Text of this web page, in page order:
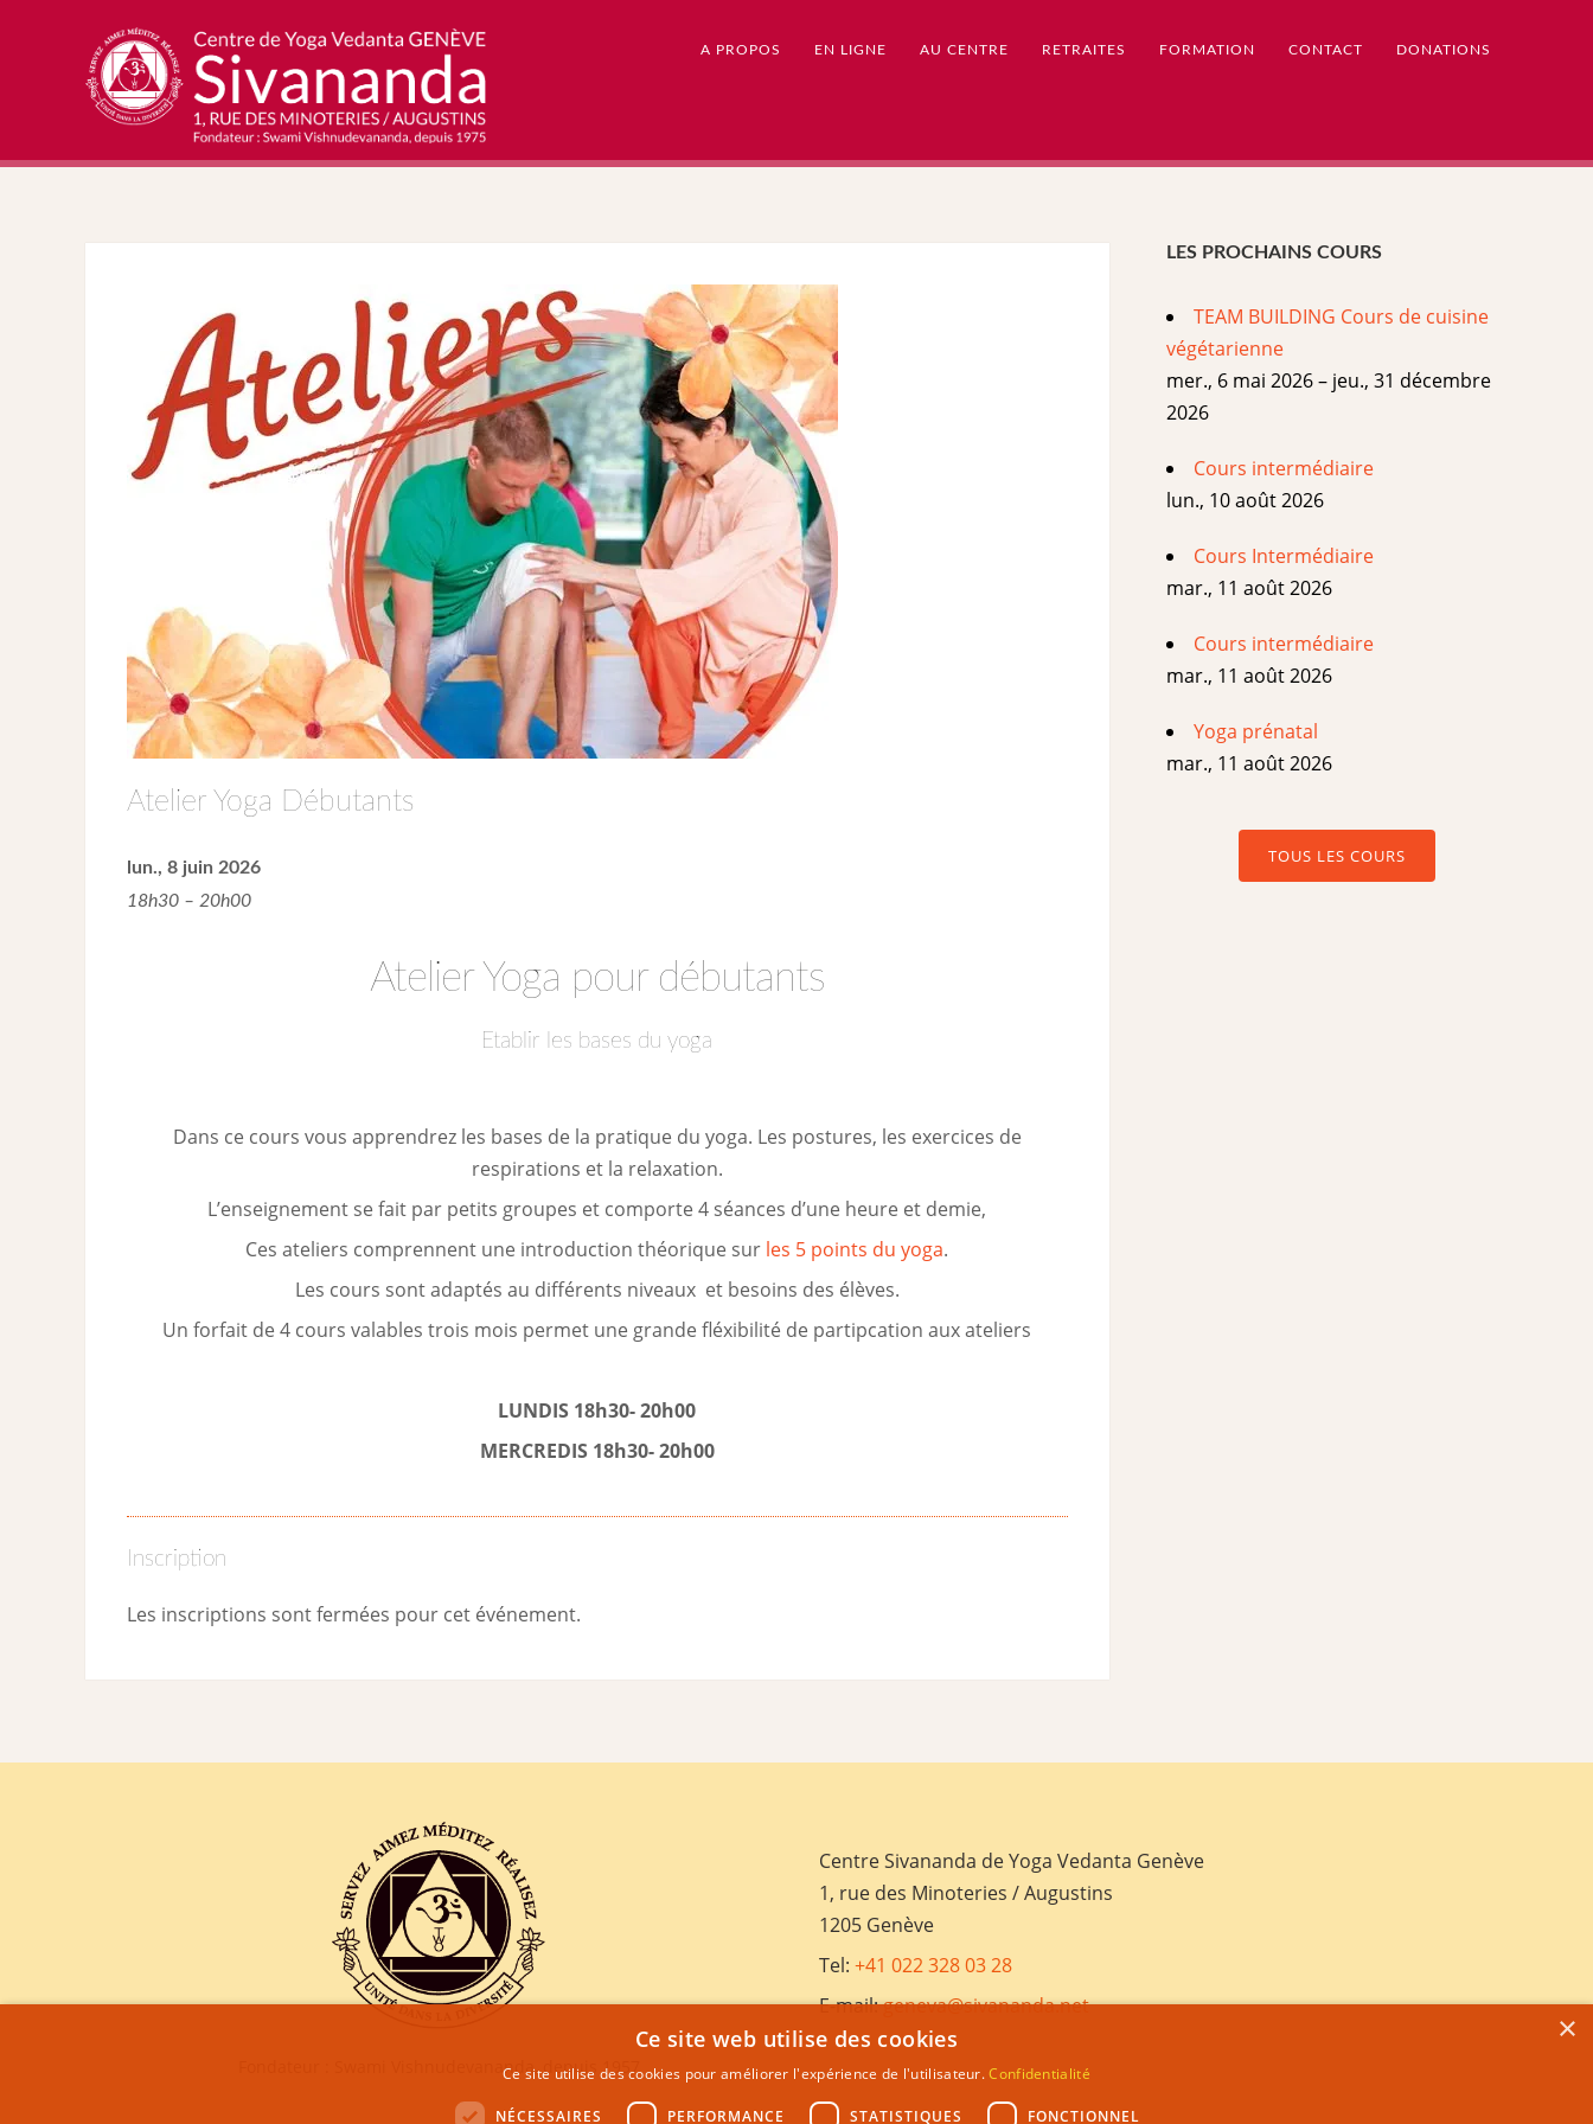
A PROPOS EN LIGNE AU CENTRE RETRAITES FORMATION CONTACT DONATIONS
Atelier Yoga Débutants
lun., 8 juin 2026
18h30 – 20h00
Atelier Yoga pour débutants
Etablir les bases du yoga
Dans ce cours vous apprendrez les bases de la pratique du yoga. Les postures, les exercices de
respirations et la relaxation.
L’enseignement se fait par petits groupes et comporte 4 séances d’une heure et demie,
Ces ateliers comprennent une introduction théorique sur les 5 points du yoga.
Les cours sont adaptés au différents niveaux et besoins des élèves.
Un forfait de 4 cours valables trois mois permet une grande fléxibilité de partipcation aux ateliers
LUNDIS 18h30- 20h00
MERCREDIS 18h30- 20h00
Inscription
Les inscriptions sont fermées pour cet événement.
LES PROCHAINS COURS
TEAM BUILDING Cours de cuisine
végétarienne
mer., 6 mai 2026 – jeu., 31 décembre
2026
Cours intermédiaire
lun., 10 août 2026
Cours Intermédiaire
mar., 11 août 2026
Cours intermédiaire
mar., 11 août 2026
Yoga prénatal
mar., 11 août 2026
TOUS LES COURS
Fondateur : Swami Vishnudevananda, depuis 1957
Centre Sivananda de Yoga Vedanta Genève
1, rue des Minoteries / Augustins
1205 Genève
Tel: +41 022 328 03 28
E-mail:geneva@sivananda.net
×
Ce site web utilise des cookies
Ce site utilise des cookies pour améliorer l'expérience de l'utilisateur.Confidentialité
NÉCESSAIRES PERFORMANCE STATISTIQUES FONCTIONNEL